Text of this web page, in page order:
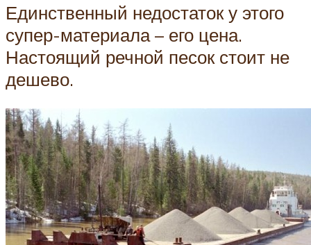
Единственный недостаток у этого
супер-материала – его цена.
Настоящий речной песок стоит не
дешево.